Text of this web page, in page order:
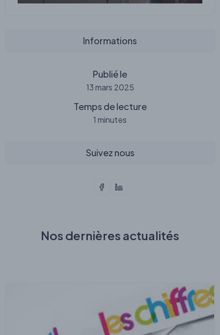
Informations
Publié le
13 mars 2025
Temps de lecture
1 minutes
Suivez nous
Nos dernières actualités